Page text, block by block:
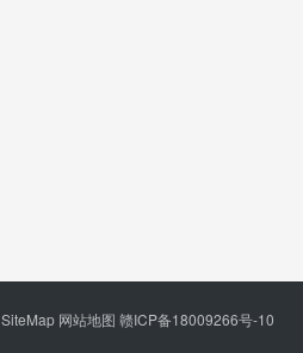
SiteMap 网站地图 赣ICP备18009266号-10